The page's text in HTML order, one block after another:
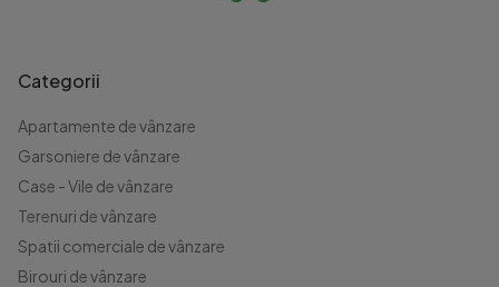
Categorii
Apartamente de vânzare
Garsoniere de vânzare
Case - Vile de vânzare
Terenuri de vânzare
Spatii comerciale de vânzare
Birouri de vânzare